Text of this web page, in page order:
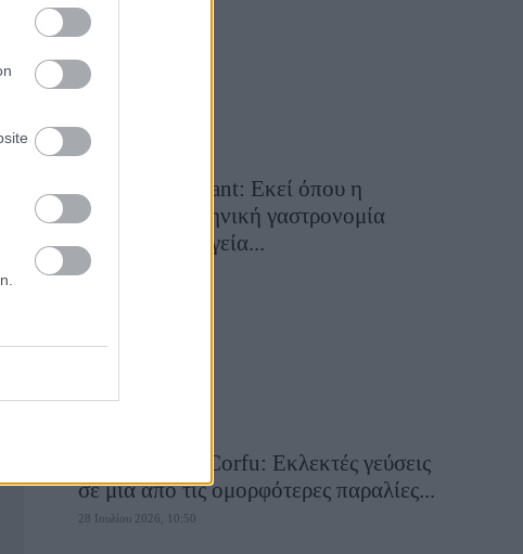
Cavos Restaurant: Εκεί όπου η
αυθεντική ελληνική γαστρονομία
συναντά τη μαγεία...
28 Ιουλίου 2026, 10:58
Aiolia Avlaki Corfu: Εκλεκτές γεύσεις
σε μία από τις ομορφότερες παραλίες...
28 Ιουλίου 2026, 10:50